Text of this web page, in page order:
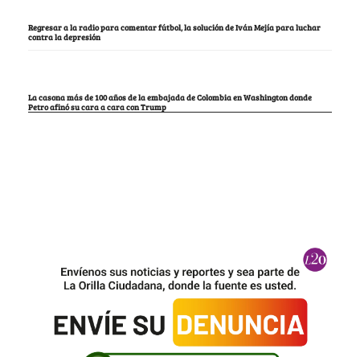
Regresar a la radio para comentar fútbol, la solución de Iván Mejía para luchar
contra la depresión
La casona más de 100 años de la embajada de Colombia en Washington donde
Petro afinó su cara a cara con Trump